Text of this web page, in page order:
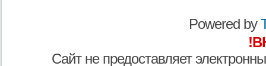
Powered by
Сайт не предоставляет